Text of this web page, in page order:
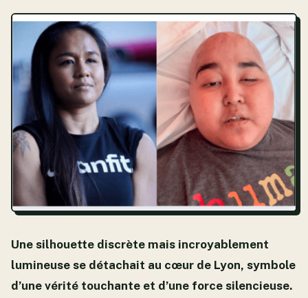
Une silhouette discrète mais incroyablement
lumineuse se détachait au cœur de Lyon, symbole
d’une vérité touchante et d’une force silencieuse.